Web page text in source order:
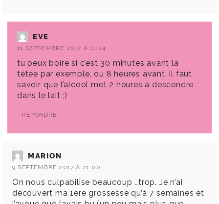
EVE
11 SEPTEMBRE 2017 À 11:24
tu peux boire si c’est 30 minutes avant la
tétée par exemple, ou 8 heures avant, il faut
savoir que l’alcool met 2 heures à descendre
dans le lait ;)
RÉPONDRE
MARION
9 SEPTEMBRE 2017 À 21:00
On nous culpabilise beaucoup …trop. Je n’ai
découvert ma 1ere grossesse qu’à 7 semaines et